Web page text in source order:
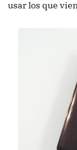
usar los que